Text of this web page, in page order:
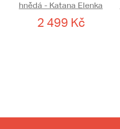
hnědá - Katana Elenka
2 499 Kč